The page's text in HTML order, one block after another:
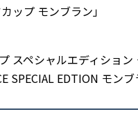
ップ モンブラン」
スペシャルエディショ
SPECIAL EDTION モン